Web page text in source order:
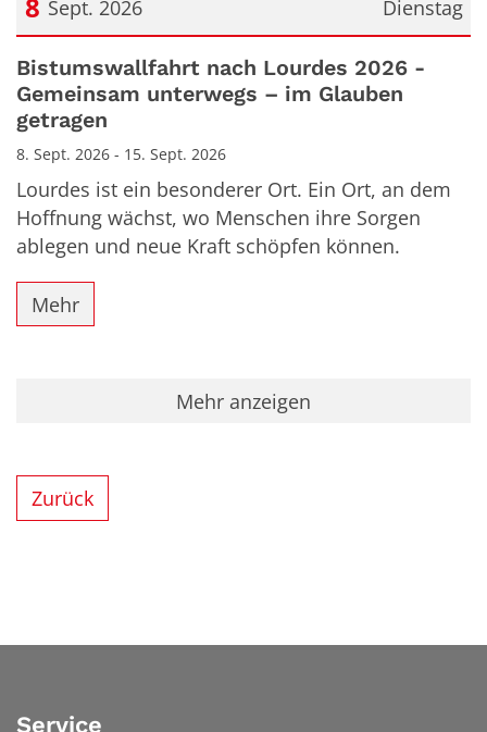
Dienstag
Sept. 2026
Datum: 8. September 2026
Bistumswallfahrt nach Lourdes 2026 -
Gemeinsam unterwegs – im Glauben
getragen
8. Sept. 2026 - 15. Sept. 2026
Lourdes ist ein besonderer Ort. Ein Ort, an dem
Hoffnung wächst, wo Menschen ihre Sorgen
ablegen und neue Kraft schöpfen können.
Mehr
Mehr anzeigen
Zurück
Service